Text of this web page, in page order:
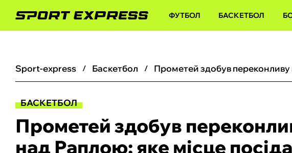
ФУТБОЛ БАСКЕТБОЛ
sport-express баскетбол
БАСКЕТБОЛ
Прометей здобув
над Раплою: яке місце